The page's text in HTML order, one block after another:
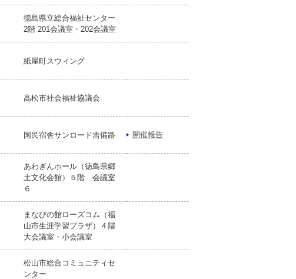
徳島県立総合福祉センター
2階 201会議室・202会議室
紙屋町スウィング
高松市社会福祉協議会
国民宿舎サンロード吉備路 開催報告
あわぎんホール（徳島県郷
土文化会館）５階 会議室
６
まなびの館ローズコム（福
山市生涯学習プラザ）４階
大会議室・小会議室
松山市総合コミュニティセ
ンター